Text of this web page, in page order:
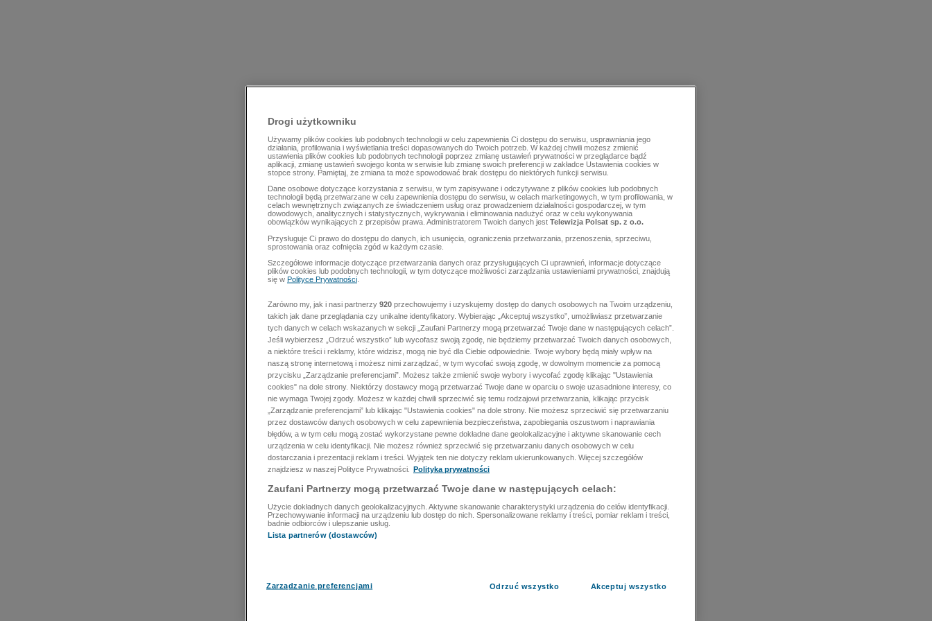
Drogi użytkowniku
Używamy plików cookies lub podobnych technologii w celu zapewnienia Ci dostępu do serwisu, usprawniania jego
działania, profilowania i wyświetlania treści dopasowanych do Twoich potrzeb. W każdej chwili możesz zmienić
ustawienia plików cookies lub podobnych technologii poprzez zmianę ustawień prywatności w przeglądarce bądź
aplikacji, zmianę ustawień swojego konta w serwisie lub zmianę swoich preferencji w zakładce Ustawienia cookies w
stopce strony. Pamiętaj, że zmiana ta może spowodować brak dostępu do niektórych funkcji serwisu.
Dane osobowe dotyczące korzystania z serwisu, w tym zapisywane i odczytywane z plików cookies lub podobnych
technologii będą przetwarzane w celu zapewnienia dostępu do serwisu, w celach marketingowych, w tym profilowania, w
celach wewnętrznych związanych ze świadczeniem usług oraz prowadzeniem działalności gospodarczej, w tym
dowodowych, analitycznych i statystycznych, wykrywania i eliminowania nadużyć oraz w celu wykonywania
obowiązków wynikających z przepisów prawa. Administratorem Twoich danych jest Telewizja Polsat sp. z o.o.
Przysługuje Ci prawo do dostępu do danych, ich usunięcia, ograniczenia przetwarzania, przenoszenia, sprzeciwu,
sprostowania oraz cofnięcia zgód w każdym czasie.
Szczegółowe informacje dotyczące przetwarzania danych oraz przysługujących Ci uprawnień, informacje dotyczące
plików cookies lub podobnych technologii, w tym dotyczące możliwości zarządzania ustawieniami prywatności, znajdują
się w Polityce Prywatności
Zarówno my, jak i nasi partnerzy 920 przechowujemy i uzyskujemy dostęp do danych osobowych na Twoim urządzeniu,
takich jak dane przeglądania czy unikalne identyfikatory. Wybierając „Akceptuj wszystko”, umożliwiasz przetwarzanie
tych danych w celach wskazanych w sekcji „Zaufani Partnerzy mogą przetwarzać Twoje dane w następujących celach”.
Jeśli wybierzesz „Odrzuć wszystko” lub wycofasz swoją zgodę, nie będziemy przetwarzać Twoich danych osobowych,
a niektóre treści i reklamy, które widzisz, mogą nie być dla Ciebie odpowiednie. Twoje wybory będą miały wpływ na
naszą stronę internetową i możesz nimi zarządzać, w tym wycofać swoją zgodę, w dowolnym momencie za pomocą
przycisku „Zarządzanie preferencjami”. Możesz także zmienić swoje wybory i wycofać zgodę klikając "Ustawienia
cookies" na dole strony. Niektórzy dostawcy mogą przetwarzać Twoje dane w oparciu o swoje uzasadnione interesy, co
nie wymaga Twojej zgody. Możesz w każdej chwili sprzeciwić się temu rodzajowi przetwarzania, klikając przycisk
„Zarządzanie preferencjami” lub klikając "Ustawienia cookies" na dole strony. Nie możesz sprzeciwić się przetwarzaniu
przez dostawców danych osobowych w celu zapewnienia bezpieczeństwa, zapobiegania oszustwom i naprawiania
błędów, a w tym celu mogą zostać wykorzystane pewne dokładne dane geolokalizacyjne i aktywne skanowanie cech
urządzenia w celu identyfikacji. Nie możesz również sprzeciwić się przetwarzaniu danych osobowych w celu
dostarczania i prezentacji reklam i treści. Wyjątek ten nie dotyczy reklam ukierunkowanych. Więcej szczegółów
znajdziesz w naszej Polityce Prywatności.
Polityka prywatności
Zaufani Partnerzy mogą przetwarzać Twoje dane w następujących celach:
Użycie dokładnych danych geolokalizacyjnych. Aktywne skanowanie charakterystyki urządzenia do celów identyfikacji.
Przechowywanie informacji na urządzeniu lub dostęp do nich. Spersonalizowane reklamy i treści, pomiar reklam i treści,
badnie odbiorców i ulepszanie usług.
Lista partnerów (dostawców)
Zarządzanie preferencjami Odrzuć wszystko Akceptuj wszystko